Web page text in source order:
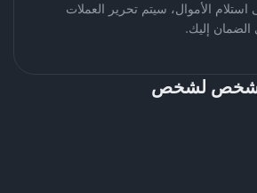
استلام الأموال، سيتم تحرير العملات
الضمان إليك.
شخص لشخص